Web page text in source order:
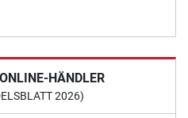
HÄNDLER
2026)